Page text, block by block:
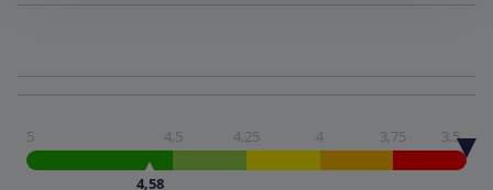
5 4,5 4,25 4 3,75 3,5
4,58